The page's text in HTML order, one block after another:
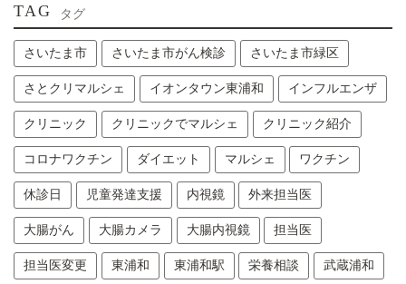
TAG タグ
さいたま市 さいたま市がん検診 さいたま市緑区
さとクリマルシェ イオンタウン東浦和 インフルエンザ
クリニック クリニックでマルシェ クリニック紹介
コロナワクチン ダイエット マルシェ ワクチン
休診日 児童発達支援 内視鏡 外来担当医
大腸がん 大腸カメラ 大腸内視鏡 担当医
担当医変更 東浦和 東浦和駅 栄養相談 武蔵浦和